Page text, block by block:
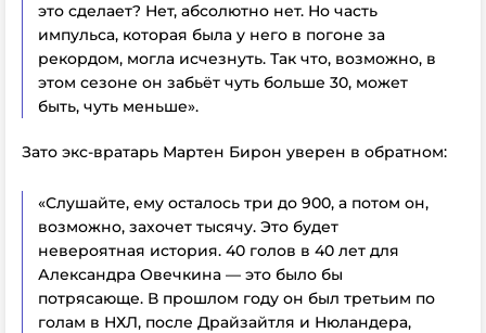
это сделает? Нет, абсолютно нет. Но часть
импульса, которая была у него в погоне за
рекордом, могла исчезнуть. Так что, возможно, в
этом сезоне он забьёт чуть больше 30, может
быть, чуть меньше».
Зато экс-вратарь Мартен Бирон уверен в обратном:
«Слушайте, ему осталось три до 900, а потом он,
возможно, захочет тысячу. Это будет
невероятная история. 40 голов в 40 лет для
Александра Овечкина — это было бы
потрясающе. В прошлом году он был третьим по
голам в НХЛ, после Драйзайтля и Нюландера,